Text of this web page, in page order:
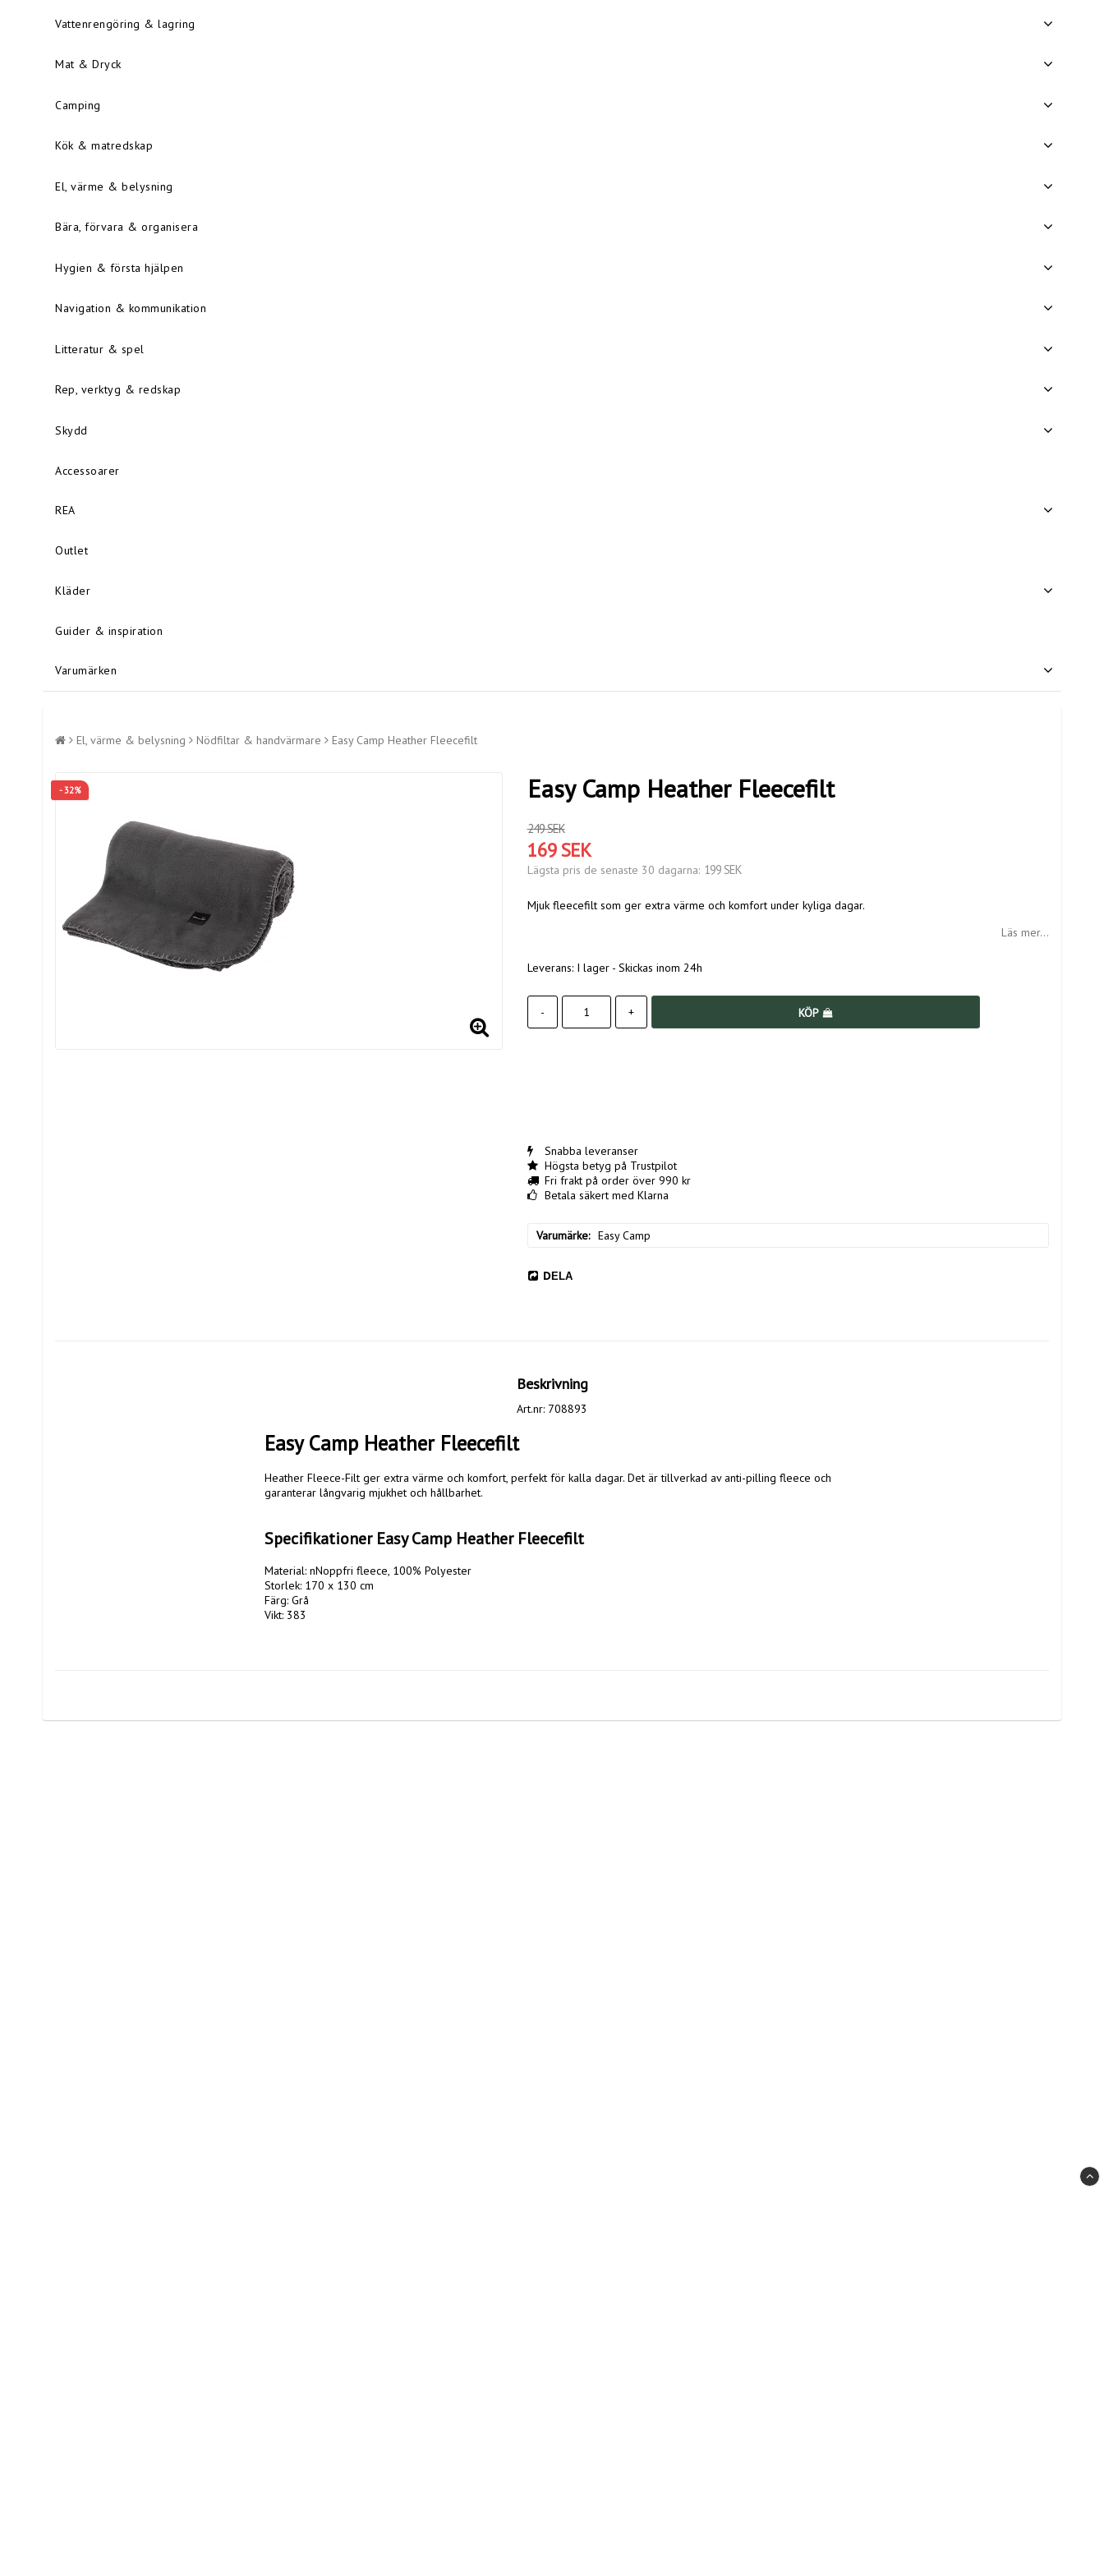
Vattenrengöring & lagring
Mat & Dryck
Camping
Kök & matredskap
El, värme & belysning
Bära, förvara & organisera
Hygien & första hjälpen
Navigation & kommunikation
Litteratur & spel
Rep, verktyg & redskap
Skydd
Accessoarer
REA
Outlet
Kläder
Guider & inspiration
Varumärken
El, värme & belysning Nödfiltar & handvärmare Easy Camp Heather Fleecefilt
- 32% Easy Camp Heather Fleecefilt
249 SEK
169 SEK
Lägsta pris de senaste 30 dagarna 199 SEK
Mjuk fleecefilt som ger extra värme och komfort under kyliga dagar.
Läs mer...
Leverans: I lager - Skickas inom 24h
- + KÖP
Snabba leveranser
Högsta betyg på Trustpilot
Fri frakt på order över 990 kr
Betala säkert med Klarna
Varumärke Easy Camp
DELA
Beskrivning
Art.nr: 708893
Easy Camp Heather Fleecefilt
Heather Fleece-Filt ger extra värme och komfort, perfekt för kalla dagar. Det är tillverkad av anti-pilling fleece och
garanterar långvarig mjukhet och hållbarhet.
Specifikationer Easy Camp Heather Fleecefilt
Material: nNoppfri fleece, 100% Polyester
Storlek: 170 x 130 cm
Färg: Grå
Vikt: 383